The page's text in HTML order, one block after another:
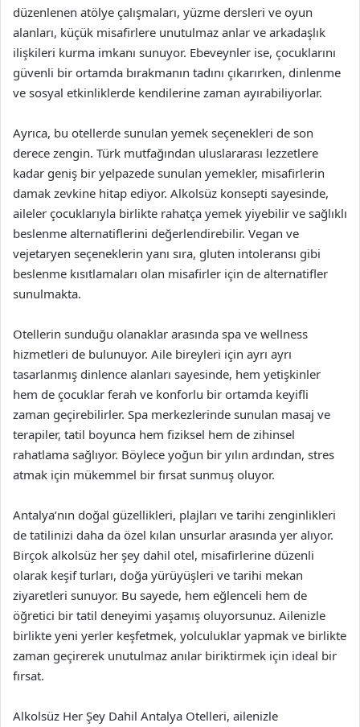
düzenlenen atölye çalışmaları, yüzme dersleri ve oyun
alanları, küçük misafirlere unutulmaz anlar ve arkadaşlık
ilişkileri kurma imkanı sunuyor. Ebeveynler ise, çocuklarını
güvenli bir ortamda bırakmanın tadını çıkarırken, dinlenme
ve sosyal etkinliklerde kendilerine zaman ayırabiliyorlar.
Ayrıca, bu otellerde sunulan yemek seçenekleri de son
derece zengin. Türk mutfağından uluslararası lezzetlere
kadar geniş bir yelpazede sunulan yemekler, misafirlerin
damak zevkine hitap ediyor. Alkolsüz konsepti sayesinde,
aileler çocuklarıyla birlikte rahatça yemek yiyebilir ve sağlıklı
beslenme alternatiflerini değerlendirebilir. Vegan ve
vejetaryen seçeneklerin yanı sıra, gluten intoleransı gibi
beslenme kısıtlamaları olan misafirler için de alternatifler
sunulmakta.
Otellerin sunduğu olanaklar arasında spa ve wellness
hizmetleri de bulunuyor. Aile bireyleri için ayrı ayrı
tasarlanmış dinlence alanları sayesinde, hem yetişkinler
hem de çocuklar ferah ve konforlu bir ortamda keyifli
zaman geçirebilirler. Spa merkezlerinde sunulan masaj ve
terapiler, tatil boyunca hem fiziksel hem de zihinsel
rahatlama sağlıyor. Böylece yoğun bir yılın ardından, stres
atmak için mükemmel bir fırsat sunmuş oluyor.
Antalya’nın doğal güzellikleri, plajları ve tarihi zenginlikleri
de tatilinizi daha da özel kılan unsurlar arasında yer alıyor.
Birçok alkolsüz her şey dahil otel, misafirlerine düzenli
olarak keşif turları, doğa yürüyüşleri ve tarihi mekan
ziyaretleri sunuyor. Bu sayede, hem eğlenceli hem de
öğretici bir tatil deneyimi yaşamış oluyorsunuz. Ailenizle
birlikte yeni yerler keşfetmek, yolculuklar yapmak ve birlikte
zaman geçirerek unutulmaz anılar biriktirmek için ideal bir
fırsat.
Alkolsüz Her Şey Dahil Antalya Otelleri, ailenizle